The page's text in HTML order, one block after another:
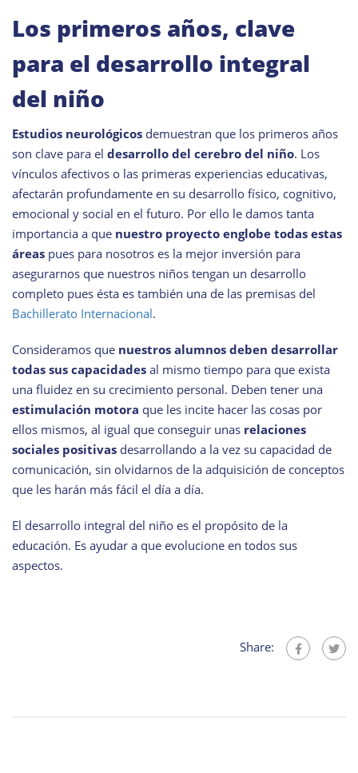
Los primeros años, clave
para el desarrollo integral
del niño
Estudios neurológicos demuestran que los primeros años
son clave para el desarrollo del cerebro del niño. Los
vínculos afectivos o las primeras experiencias educativas,
afectarán profundamente en su desarrollo físico, cognitivo,
emocional y social en el futuro. Por ello le damos tanta
importancia a que nuestro proyecto englobe todas estas
áreas pues para nosotros es la mejor inversión para
asegurarnos que nuestros niños tengan un desarrollo
completo pues ésta es también una de las premisas del
Bachillerato Internacional.
Consideramos que nuestros alumnos deben desarrollar
todas sus capacidades al mismo tiempo para que exista
una fluidez en su crecimiento personal. Deben tener una
estimulación motora que les incite hacer las cosas por
ellos mismos, al igual que conseguir unas relaciones
sociales positivas desarrollando a la vez su capacidad de
comunicación, sin olvidarnos de la adquisición de conceptos
que les harán más fácil el día a día.
El desarrollo integral del niño es el propósito de la
educación. Es ayudar a que evolucione en todos sus
aspectos.
Share: